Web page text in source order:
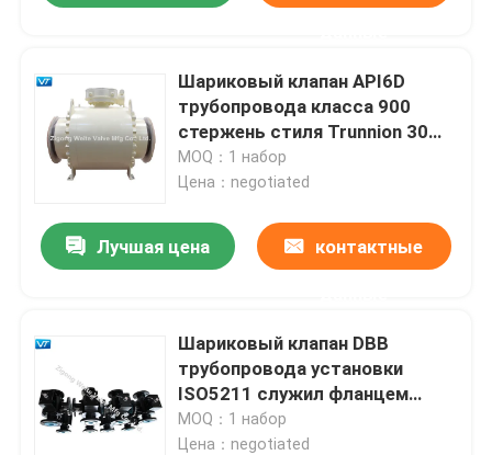
Шариковый клапан API6D
трубопровода класса 900
стержень стиля Trunnion 30
дюймов обнаженный
MOQ：1 набор
Цена：negotiated
Лучшая цена контактные
Шариковый клапан DBB
трубопровода установки
ISO5211 служил фланцем
упрощенная установка
MOQ：1 набор
Цена：negotiated